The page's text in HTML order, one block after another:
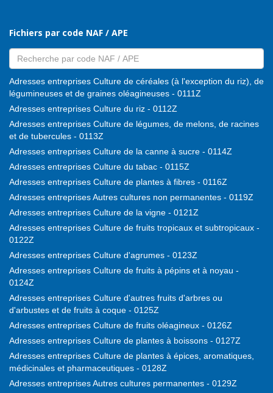
Fichiers par code NAF / APE
Adresses entreprises Culture de céréales (à l'exception du riz), de
légumineuses et de graines oléagineuses - 0111Z
Adresses entreprises Culture du riz - 0112Z
Adresses entreprises Culture de légumes, de melons, de racines
et de tubercules - 0113Z
Adresses entreprises Culture de la canne à sucre - 0114Z
Adresses entreprises Culture du tabac - 0115Z
Adresses entreprises Culture de plantes à fibres - 0116Z
Adresses entreprises Autres cultures non permanentes - 0119Z
Adresses entreprises Culture de la vigne - 0121Z
Adresses entreprises Culture de fruits tropicaux et subtropicaux -
0122Z
Adresses entreprises Culture d'agrumes - 0123Z
Adresses entreprises Culture de fruits à pépins et à noyau -
0124Z
Adresses entreprises Culture d'autres fruits d'arbres ou
d'arbustes et de fruits à coque - 0125Z
Adresses entreprises Culture de fruits oléagineux - 0126Z
Adresses entreprises Culture de plantes à boissons - 0127Z
Adresses entreprises Culture de plantes à épices, aromatiques,
médicinales et pharmaceutiques - 0128Z
Adresses entreprises Autres cultures permanentes - 0129Z